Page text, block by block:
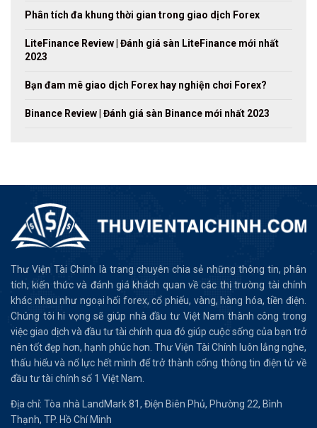
Phân tích đa khung thời gian trong giao dịch Forex
LiteFinance Review | Đánh giá sàn LiteFinance mới nhất
2023
Bạn đam mê giao dịch Forex hay nghiện chơi Forex?
Binance Review | Đánh giá sàn Binance mới nhất 2023
Thư Viện Tài Chính là trang chuyên chia sẻ những thông tin, phân
tích, kiến thức và đánh giá khách quan về các thị trường tài chính
khác nhau như ngoại hối forex, cổ phiếu, vàng, hàng hóa, tiền điện.
Chúng tôi hi vọng sẽ giúp nhà đầu tư Việt Nam thành công trong
việc giao dịch và đầu tư tài chính qua đó giúp cuộc sống của bạn trở
nên tốt đẹp hơn, hạnh phúc hơn. Thư Viện Tài Chính luôn lắng nghe,
thấu hiểu và nổ lực hết mình để trở thành cổng thông tin điện tử về
đầu tư tài chính số 1 Việt Nam.
Địa chỉ: Tòa nhà LandMark 81, Điện Biên Phủ, Phường 22, Bình
Thạnh, TP. Hồ Chí Minh